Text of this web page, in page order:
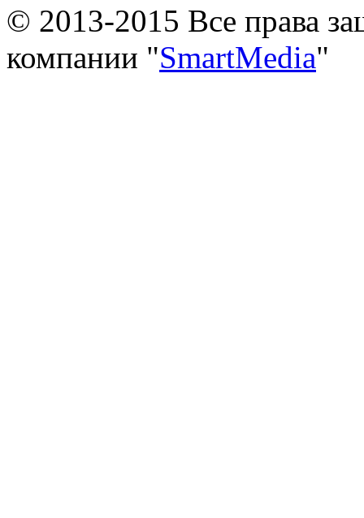
© 2013-2015 Все права
компании "SmartMedia"